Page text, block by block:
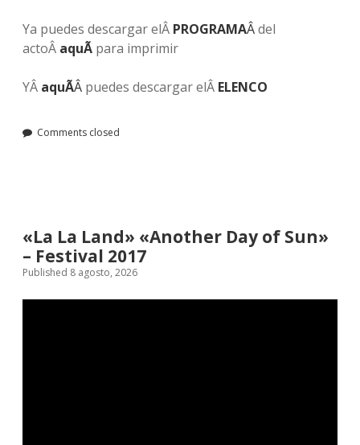
Ya puedes descargar elÂ PROGRAMAÂdel
actoÂ aquÃ­ para imprimir
YÂ aquÃ­Â puedes descargar elÂ ELENCO
Comments closed
«La La Land» «Another Day of Sun»
– Festival 2017
Published 8 agosto, 2026